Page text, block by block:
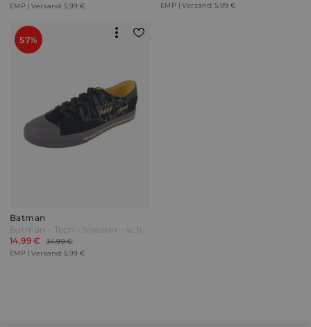
EMP | Versand: 5,99 €
EMP | Versand: 5,99 €
57%
Batman
Batman - Tech - Sneaker - schwarz - EMP Exklusiv!
14,99 €
34,99 €
EMP | Versand: 5,99 €